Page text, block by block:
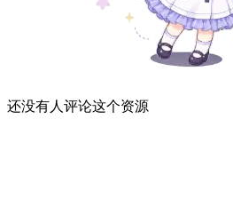
还没有人评论这个资源